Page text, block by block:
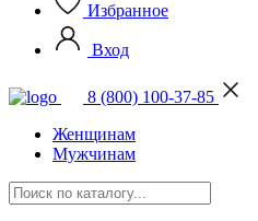
Избранное
Вход
8 (800) 100-37-85
Женщинам
Мужчинам